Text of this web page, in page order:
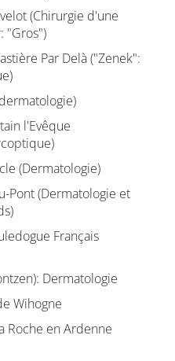
(Chirurgie d'une
"Gros")
Par Delà ("Zenek":
l'Evêque
(Dermatologie)
Pont (Dermatologie et
Français
Dermatologie
Wihogne
Roche en Ardenne